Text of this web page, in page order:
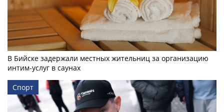
В Бийске задержали местных жительниц за организацию
интим-услуг в саунах
Спорт